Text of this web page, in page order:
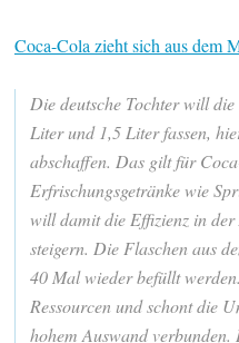
Coca-Cola zieht sich aus dem
Die deutsche Tochter will
Liter und 1,5 Liter fassen,
abschaffen. Das gilt für
Erfrischungsgetränke wie
will damit die Effizienz in
steigern. Die Flaschen aus
40 Mal wieder befüllt
Ressourcen und schont die
hohem Auswand